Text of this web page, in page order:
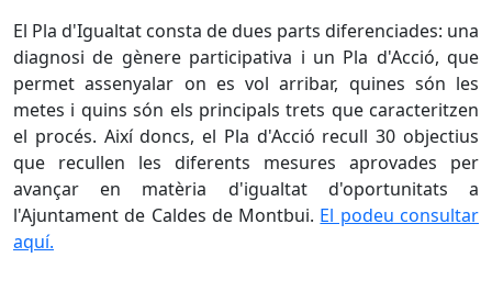
El Pla d'Igualtat consta de dues parts diferenciades: una
diagnosi de gènere participativa i un Pla d'Acció, que
permet assenyalar on es vol arribar, quines són les
metes i quins són els principals trets que caracteritzen
el procés. Així doncs, el Pla d'Acció recull 30 objectius
que recullen les diferents mesures aprovades per
avançar en matèria d'igualtat d'oportunitats a
l'Ajuntament de Caldes de Montbui. El podeu consultar
aquí.